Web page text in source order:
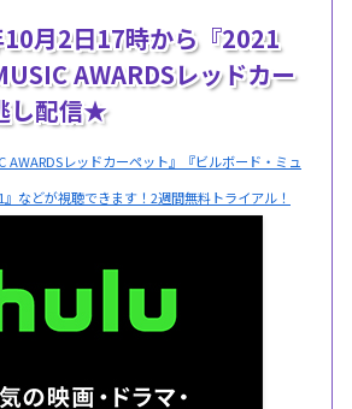
月2日17時から『2021
AWARDSレッドカー
し配信★
AWARDSレッドカーペット』『ビルボード・ミュ
などが視聴できます！2週間無料トライアル！